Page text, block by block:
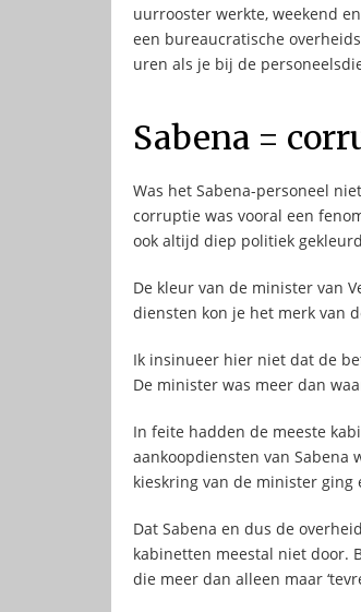
uurrooster werkte, weekend
een bureaucratische
uren als je bij de
Sabena =
Was het Sabena-personeel
corruptie was vooral een
ook altijd diep politiek
De kleur van de minister van
diensten kon je het merk van
Ik insinueer hier niet dat de
De minister was meer dan
In feite hadden de meeste
aankoopdiensten van
kieskring van de minister ging
Dat Sabena en dus de
kabinetten meestal niet door.
die meer dan alleen maar